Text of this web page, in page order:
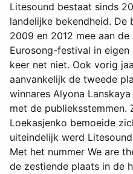
Litesound bestaat sinds
landelijke bekendheid. De
2009 en 2012 mee aan
Eurosong-festival in
keer net niet. Ook vorig
aanvankelijk de tweede
winnares Alyona
met de publieksstemmen.
Loekasjenko bemoeide
uiteindelijk werd
Met het nummer We are
de zestiende plaats in de